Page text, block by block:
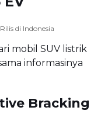
di Indonesia
mobil SUV listrik
informasinya
Bracking